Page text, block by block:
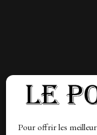
Pour offrir les